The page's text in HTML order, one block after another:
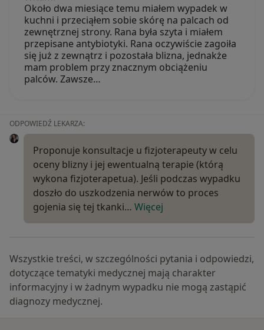
Około dwa miesiące temu miałem wypadek w
kuchni i przeciąłem sobie skórę na palcach od
zewnętrznej strony. Rana była szyta i miałem
przepisane antybiotyki. Rana oczywiście zagoiła
się już z zewnątrz i pozostała blizna, jednakże
mam problem przy znacznym obciążeniu
palców. Zawsze…
ODPOWIEDŹ LEKARZA:
Proponuje konsultacje u fizjoterapeuty w celu
oceny blizny i jej ewentualną terapie (którą
wykona fizjoterapetua). Jeśli podczas wypadku
doszło do uszkodzenia nerwów to proces
gojenia się tej tkanki… Więcej
Wszystkie treści, w szczególności pytania i odpowiedzi,
dotyczące tematyki medycznej mają charakter
informacyjny i w żadnym wypadku nie mogą zastąpić
diagnozy medycznej.